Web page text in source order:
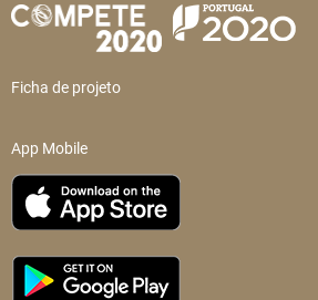
Ficha de projeto
App Mobile